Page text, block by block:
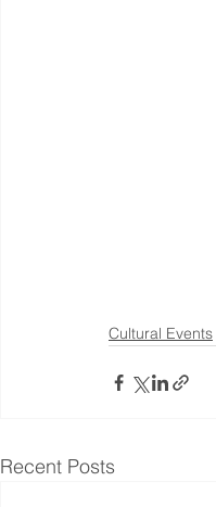
Cultural Events
Recent Posts